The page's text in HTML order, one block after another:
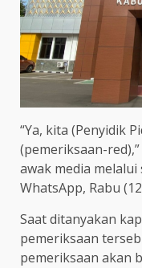
“Ya, kita (Penyidik
(pemeriksaan-
awak media
WhatsApp, Rabu
Saat ditanyakan
pemeriksaan
pemeriksaan akan